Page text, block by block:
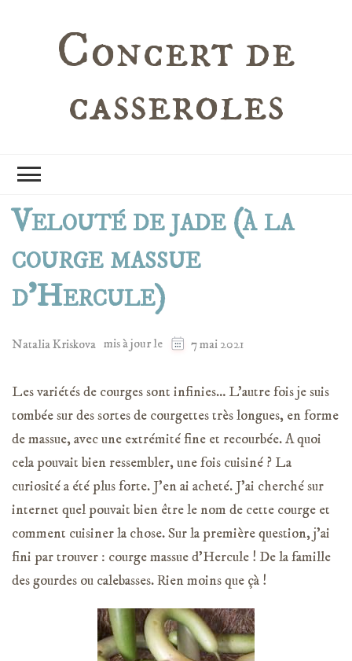
Concert de
casseroles
Velouté de jade (à la
courge massue
d’Hercule)
Natalia Kriskova mis à jour le 7 mai 2021
Les variétés de courges sont infinies… L’autre fois je suis
tombée sur des sortes de courgettes très longues, en forme
de massue, avec une extrémité fine et recourbée. A quoi
cela pouvait bien ressembler, une fois cuisiné ? La
curiosité a été plus forte. J’en ai acheté. J’ai cherché sur
internet quel pouvait bien être le nom de cette courge et
comment cuisiner la chose. Sur la première question, j’ai
fini par trouver : courge massue d’Hercule ! De la famille
des gourdes ou calebasses. Rien moins que çà !